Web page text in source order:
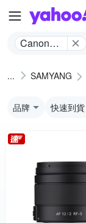
Canon專
SAMYANG
品牌 快速到貨